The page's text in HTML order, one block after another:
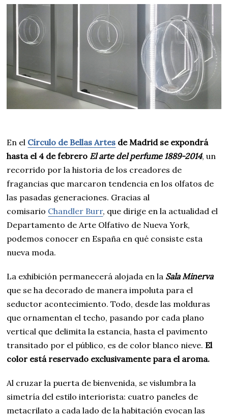
En el Círculo de Bellas Artes de Madrid se expondrá
hasta el 4 de febrero El arte del perfume 1889-2014, un
recorrido por la historia de los creadores de
fragancias que marcaron tendencia en los olfatos de
las pasadas generaciones. Gracias al
comisario Chandler Burr, que dirige en la actualidad el
Departamento de Arte Olfativo de Nueva York,
podemos conocer en España en qué consiste esta
nueva moda.
La exhibición permanecerá alojada en la Sala Minerva
que se ha decorado de manera impoluta para el
seductor acontecimiento. Todo, desde las molduras
que ornamentan el techo, pasando por cada plano
vertical que delimita la estancia, hasta el pavimento
transitado por el público, es de color blanco nieve. El
color está reservado exclusivamente para el aroma.
Al cruzar la puerta de bienvenida, se vislumbra la
simetría del estilo interiorista: cuatro paneles de
metacrilato a cada lado de la habitación evocan las